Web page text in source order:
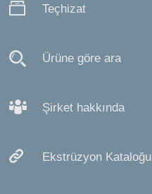
Teçhizat
Ürüne göre ara
Şirket hakkında
Ekstrüzyon Kataloğu